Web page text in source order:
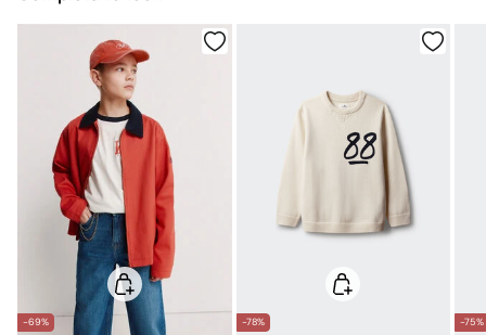
No lavar en seco
*Días laborables (L-V).
Envío a almacén
-69% -78% -75%